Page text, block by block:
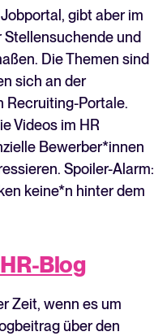
gibt aber im
Stellensuchende und
Die Themen sind
sich an der
Recruiting-Portale.
Videos im HR
Bewerber*innen
Spoiler-Alarm:
keine*n hinter dem
Blog
Zeit, wenn es um
über den